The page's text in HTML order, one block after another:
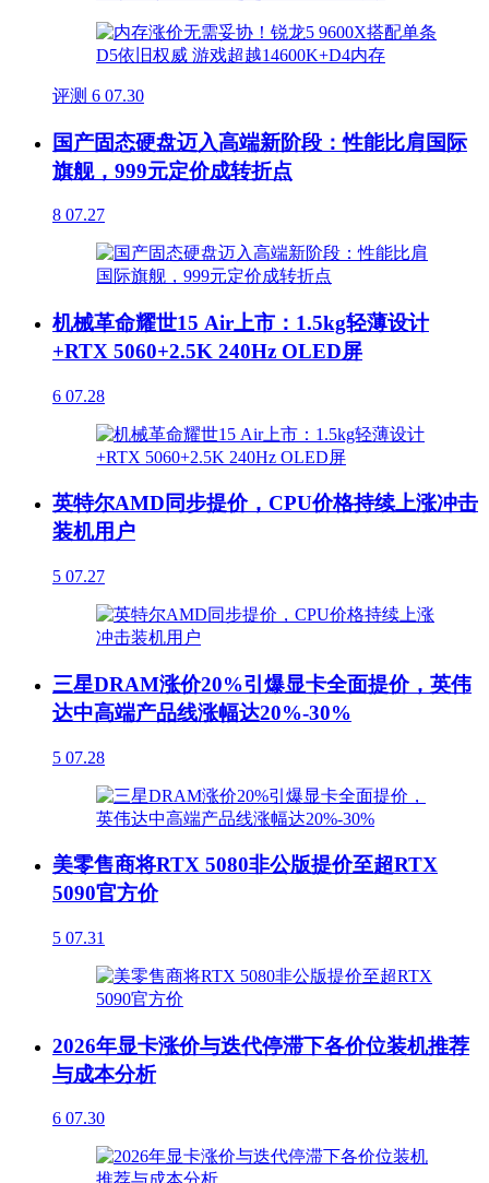
评测 6 07.30
国产固态硬盘迈入高端新阶段：性能比肩国际
旗舰，999元定价成转折点
8 07.27
机械革命耀世15 Air上市：1.5kg轻薄设计
+RTX 5060+2.5K 240Hz OLED屏
6 07.28
英特尔AMD同步提价，CPU价格持续上涨冲击
装机用户
5 07.27
三星DRAM涨价20%引爆显卡全面提价，英伟
达中高端产品线涨幅达20%-30%
5 07.28
美零售商将RTX 5080非公版提价至超RTX
5090官方价
5 07.31
2026年显卡涨价与迭代停滞下各价位装机推荐
与成本分析
6 07.30